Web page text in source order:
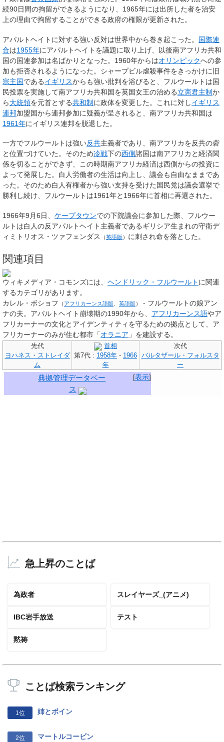
続90日間の拘留ができるようになり、1965年には出所した者を治安
上の理由で拘留することができる政府の権限が更新された。
アパルトヘイトに対する強い反対は世界中から巻き起こった。 国際連
合は1955年にアパルトヘイトを議題に取り上げ、以後南アフリカ共和
国の国連参加は名ばかりとなった。1960年からはオリンピックへの参
加も拒否されるようになった。シャープビル虐殺事件をきっかけに旧
宗主国であるイギリスからも強い批判を浴びると、フルウールトは国
民投票を実施して南アフリカ共和国を英国女王の治める立憲君主制か
ら大統領を元首とする共和制 に政体を変更した。これに対しイギリス
連邦加盟国から連邦参加に疑義が呈されると、南アフリカ共和国は
1961年にイギリス連邦を脱退した。
一方でフルウールトは強い反共主義者であり、南アフリカを反共の砦
と位置づけていた。そのため冷戦下の西側諸国は南アフリカと経済関
係を切ることができず、この時期南アフリカ経済は西側からの投資に
よって発展した。白人労働者の生活は向上し、議会も自由なままであ
った。そのため白人有権者から強い支持を受けた国民党は議会選挙で
勝利し続け、フルウールトは1961年と1966年に首相に再選された。
1966年9月6日、 ケープタウンでの下院議会に参加した際、フルウー
ルトは白人の反アパルトヘイト主義者であるギリシア生まれの守衛デ
ィミトリオス・ツァフェンダス
（英語版 ） に刺され命を落とした。
関連項目
ウィキメディア・コモンズには、 ヘンドリック・フルウールト に関連
するカテゴリがあります。
カレル・ボショフ （ アフリカーンス語版、 英語版 ）
- フルウールトの娘アン
ナの夫。アパルトヘイト崩壊期の1990年から、 アフリカーンス語やア
フリカーナーの文化とアイデンティティを守るための拠点として、ア
フリカーナーのみが住む都市「オラニア 」を建設する。
先代
ヨハネス・ストレイダ
ム
首相
第7代 : 1958年 - 1966
年
次代
バルタザール・フォルスタ
ー
[表示]
典拠管理データベー
ス
急上昇のことば
為政者 スレイヤーズ_(アニメ)
IBC岩手放送 テスト
黙祷
ことば検索ランキング
1位 姉とボイン
2位 マートルコービン